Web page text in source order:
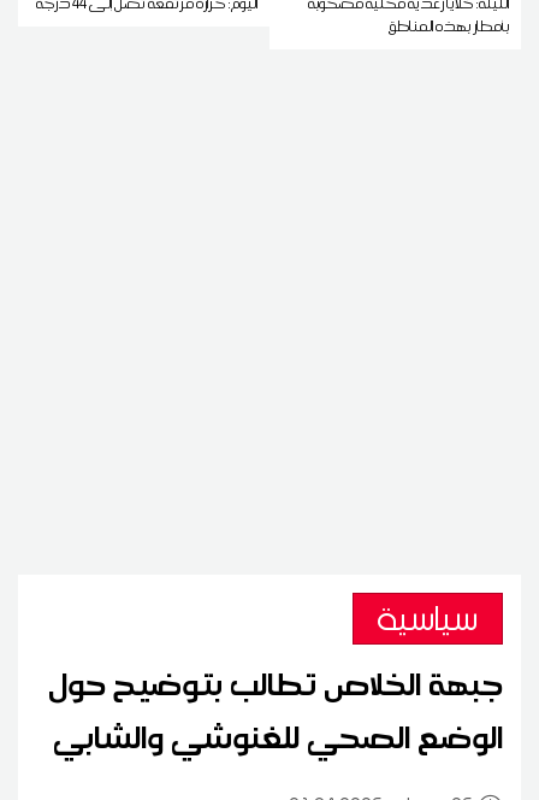
بأمطار بهذه المناطق
سياسية
جبهة الخلاص تطالب بتوضيح حول
الوضع الصحي للغنوشي والشابي